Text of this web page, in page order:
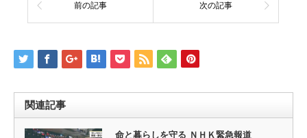
前の記事 次の記事
関連記事
命と暮らしを守る ＮＨＫ緊急報道